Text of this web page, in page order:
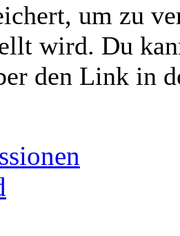
um zu
wird. Du
den Link in